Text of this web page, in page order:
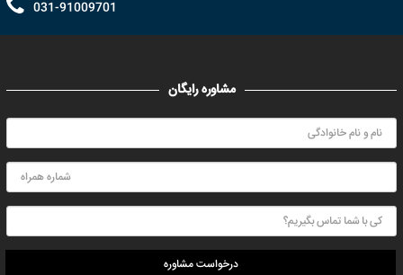
031-91009701
مشاوره رایگان
درخواست مشاوره